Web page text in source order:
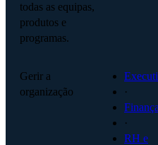
todas as equipas,
produtos e
programas.
Gerir a
organização
·
·
RH e